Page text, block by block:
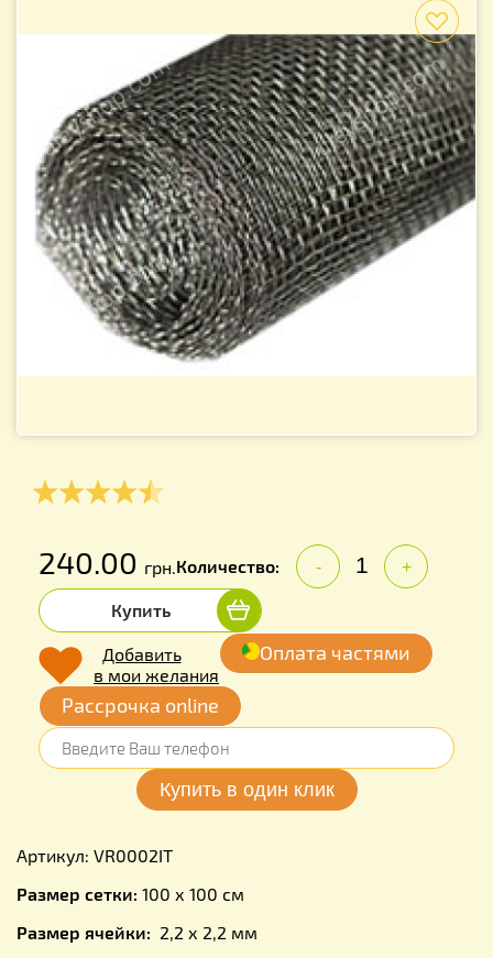
240.00 грн.Количество: - +
Купить
Добавить
в мои желания
Оплата частями
Рассрочка online
Артикул: VR0002IT
Размер сетки: 100 х 100 см
Размер ячейки: 2,2 х 2,2 мм